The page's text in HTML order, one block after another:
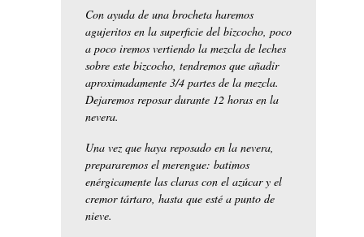
Con ayuda de una brocheta haremos
agujeritos en la superficie del bizcocho, poco
a poco iremos vertiendo la mezcla de leches
sobre este bizcocho, tendremos que añadir
aproximadamente 3/4 partes de la mezcla.
Dejaremos reposar durante 12 horas en la
nevera.
Una vez que haya reposado en la nevera,
prepararemos el merengue: batimos
enérgicamente las claras con el azúcar y el
cremor tártaro, hasta que esté a punto de
nieve.